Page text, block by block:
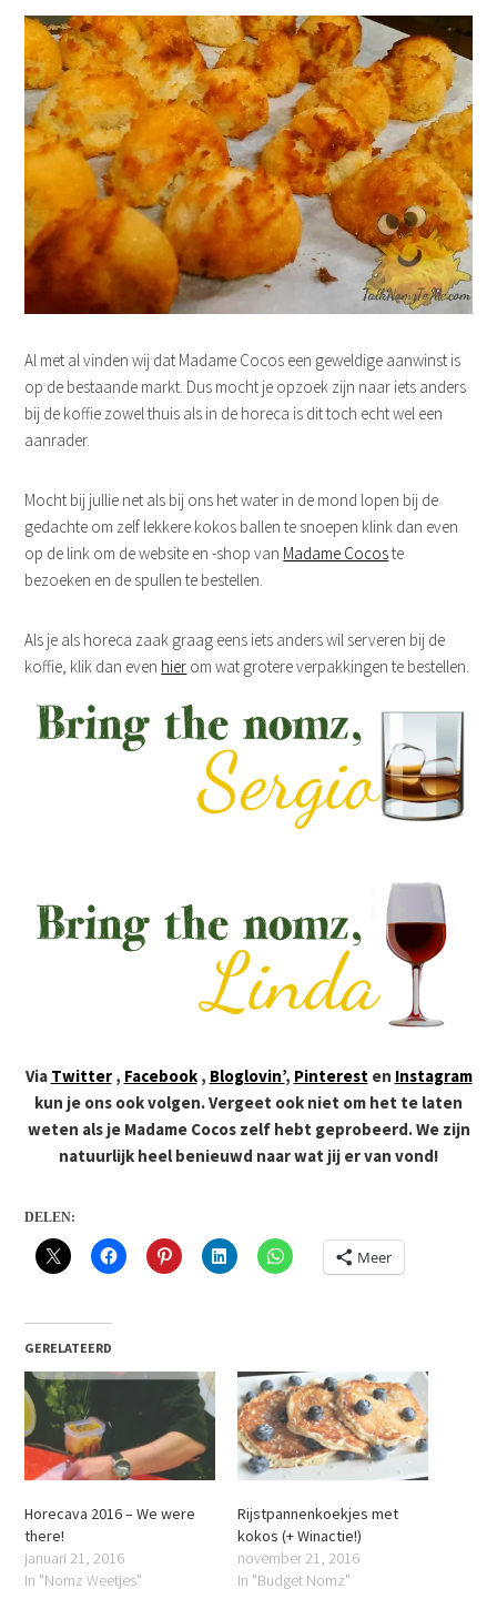
Al met al vinden wij dat Madame Cocos een geweldige aanwinst is
op de bestaande markt. Dus mocht je opzoek zijn naar iets anders
bij de koffie zowel thuis als in de horeca is dit toch echt wel een
aanrader.
Mocht bij jullie net als bij ons het water in de mond lopen bij de
gedachte om zelf lekkere kokos ballen te snoepen klink dan even
op de link om de website en -shop van Madame Cocoste
bezoeken en de spullen te bestellen.
Als je als horeca zaak graag eens iets anders wil serveren bij de
koffie, klik dan even hier om wat grotere verpakkingen te bestellen.
Via Twitter, Facebook, Bloglovin’, Pinterest en Instagram
kun je ons ook volgen. Vergeet ook niet om het te laten
weten als je Madame Cocos zelf hebt geprobeerd. We zijn
natuurlijk heel benieuwd naar wat jij er van vond!
DELEN:
Meer
GERELATEERD
Horecava 2016 – We were
there!
januari 21, 2016
In "Nomz Weetjes"
Rijstpannenkoekjes met
kokos (+ Winactie!)
november 21, 2016
In "Budget Nomz"